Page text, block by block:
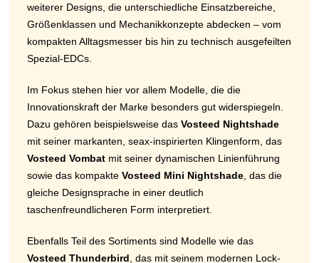
weiterer Designs, die unterschiedliche Einsatzbereiche,
Größenklassen und Mechanikkonzepte abdecken – vom
kompakten Alltagsmesser bis hin zu technisch ausgefeilten
Spezial-EDCs.
Im Fokus stehen hier vor allem Modelle, die die
Innovationskraft der Marke besonders gut widerspiegeln.
Dazu gehören beispielsweise das Vosteed Nightshade
mit seiner markanten, seax-inspirierten Klingenform, das
Vosteed Vombat mit seiner dynamischen Linienführung
sowie das kompakte Vosteed Mini Nightshade, das die
gleiche Designsprache in einer deutlich
taschenfreundlicheren Form interpretiert.
Ebenfalls Teil des Sortiments sind Modelle wie das
Vosteed Thunderbird , das mit seinem modernen Lock-